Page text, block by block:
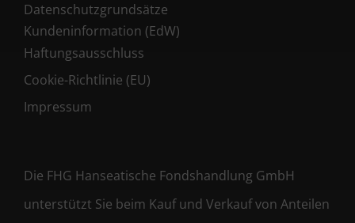
Datenschutzgrundsätze
Kundeninformation (EdW)
Haftungsausschluss
Cookie-Richtlinie (EU)
Impressum
Die FHG Hanseatische Fondshandlung GmbH
unterstützt Sie beim Kauf und Verkauf von Anteilen